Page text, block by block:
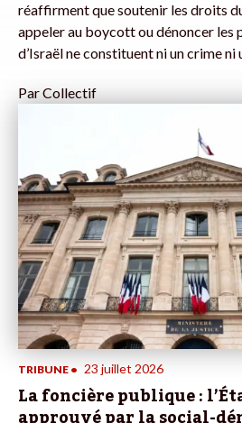
réaffirment que soutenir les droits
appeler au boycott ou dénoncer les
d’Israël ne constituent ni un crime ni
ParCollectif
TRIBUNE • 23 juillet 2026
La foncière publique :